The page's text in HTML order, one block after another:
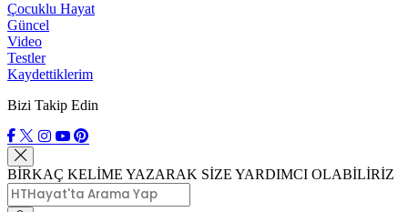
Çocuklu Hayat
Güncel
Video
Testler
Kaydettiklerim
Bizi Takip Edin
BİRKAÇ KELİME YAZARAK SİZE YARDIMCI OLABİLİRİZ